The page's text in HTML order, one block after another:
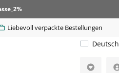
Liebevoll verpackte Bestellungen
Deutsch